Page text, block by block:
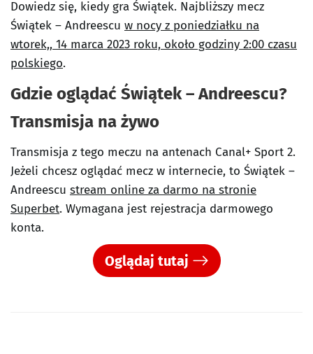
Dowiedz się, kiedy gra Świątek. Najbliższy mecz
Świątek – Andreescu w nocy z poniedziałku na
wtorek,, 14 marca 2023 roku, około godziny 2:00 czasu
polskiego.
Gdzie oglądać Świątek – Andreescu?
Transmisja na żywo
Transmisja z tego meczu na antenach Canal+ Sport 2.
Jeżeli chcesz oglądać mecz w internecie, to Świątek –
Andreescu stream online za darmo na stronie
Superbet. Wymagana jest rejestracja darmowego
konta.
Oglądaj tutaj